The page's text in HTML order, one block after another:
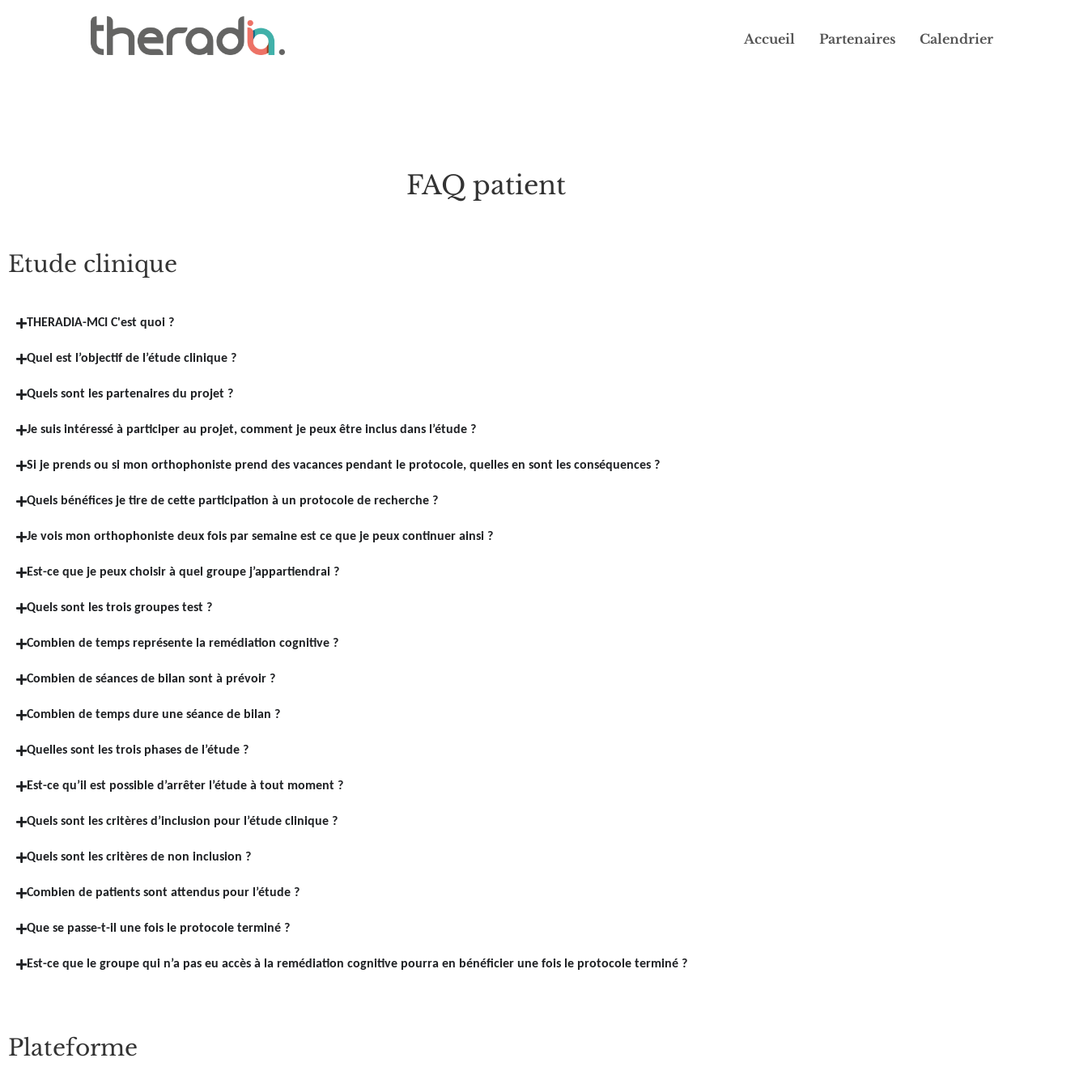
Accueil Partenaires Calendrier
FAQ patient
Etude clinique
THERADIA-MCI C'est quoi ?
Quel est l’objectif de l’étude clinique ?
Quels sont les partenaires du projet ?
Je suis intéressé à participer au projet, comment je peux être inclus dans l’étude ?
Si je prends ou si mon orthophoniste prend des vacances pendant le protocole, quelles en sont les conséquences ?
Quels bénéfices je tire de cette participation à un protocole de recherche ?
Je vois mon orthophoniste deux fois par semaine est ce que je peux continuer ainsi ?
Est-ce que je peux choisir à quel groupe j’appartiendrai ?
Quels sont les trois groupes test ?
Combien de temps représente la remédiation cognitive ?
Combien de séances de bilan sont à prévoir ?
Combien de temps dure une séance de bilan ?
Quelles sont les trois phases de l’étude ?
Est-ce qu’il est possible d’arrêter l’étude à tout moment ?
Quels sont les critères d’inclusion pour l’étude clinique ?
Quels sont les critères de non inclusion ?
Combien de patients sont attendus pour l’étude ?
Que se passe-t-il une fois le protocole terminé ?
Est-ce que le groupe qui n’a pas eu accès à la remédiation cognitive pourra en bénéficier une fois le protocole terminé ?
Plateforme